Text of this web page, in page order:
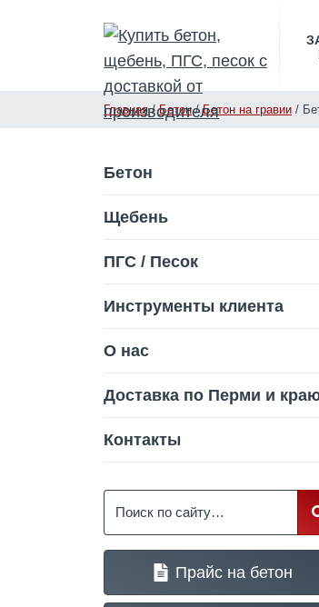
Главная/Бетон/Бетон на гравии /
Бетон
Щебень
ПГС / Песок
Инструменты клиента
О нас
Доставка по Перми и
Контакты
Прайс на бетон